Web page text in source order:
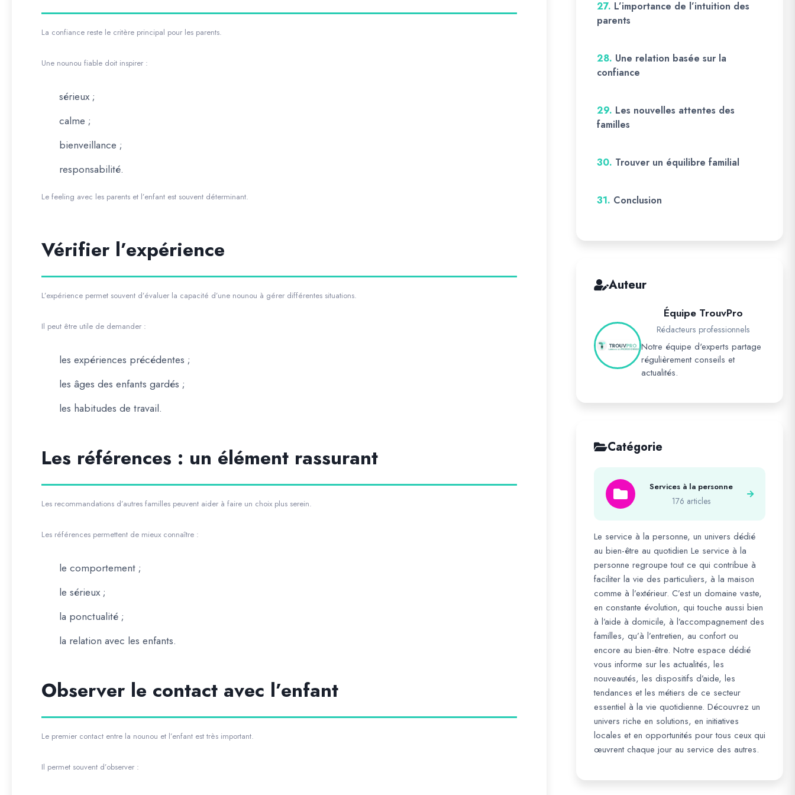
La confiance reste le critère principal pour les parents.
Une nounou fiable doit inspirer :
sérieux ;
calme ;
bienveillance ;
responsabilité.
Le feeling avec les parents et l’enfant est souvent déterminant.
Vérifier l’expérience
L’expérience permet souvent d’évaluer la capacité d’une nounou à gérer différentes situations.
Il peut être utile de demander :
les expériences précédentes ;
les âges des enfants gardés ;
les habitudes de travail.
Les références : un élément rassurant
Les recommandations d’autres familles peuvent aider à faire un choix plus serein.
Les références permettent de mieux connaître :
le comportement ;
le sérieux ;
la ponctualité ;
la relation avec les enfants.
Observer le contact avec l’enfant
Le premier contact entre la nounou et l’enfant est très important.
Il permet souvent d’observer :
27. L’importance de l’intuition des
parents
28. Une relation basée sur la
confiance
29. Les nouvelles attentes des
familles
30. Trouver un équilibre familial
31. Conclusion
Auteur
Équipe TrouvPro
Rédacteurs professionnels
Notre équipe d'experts partage
régulièrement conseils et
actualités.
Catégorie
Services à la personne
176 articles
Le service à la personne, un univers dédié
au bien-être au quotidien Le service à la
personne regroupe tout ce qui contribue à
faciliter la vie des particuliers, à la maison
comme à l’extérieur. C’est un domaine vaste,
en constante évolution, qui touche aussi bien
à l’aide à domicile, à l’accompagnement des
familles, qu’à l’entretien, au confort ou
encore au bien-être. Notre espace dédié
vous informe sur les actualités, les
nouveautés, les dispositifs d’aide, les
tendances et les métiers de ce secteur
essentiel à la vie quotidienne. Découvrez un
univers riche en solutions, en initiatives
locales et en opportunités pour tous ceux qui
œuvrent chaque jour au service des autres.